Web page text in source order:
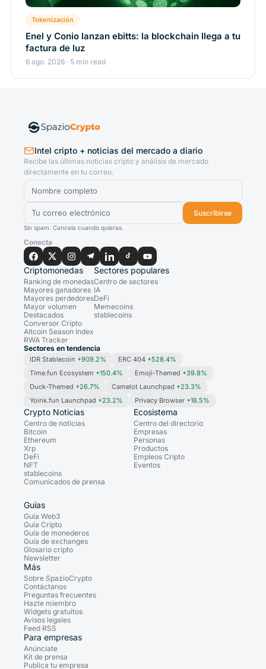
Tokenización
Enel y Conio lanzan ebitts: la blockchain llega a tu
factura de luz
6 ago. 2026 · 5 min read
Intel cripto + noticias del mercado a diario
Recibe las últimas noticias cripto y análisis de mercado
directamente en tu correo.
Suscribirse
Sin spam. Cancela cuando quieras.
Conecta
Criptomonedas
Ranking de monedas
Mayores ganadores
Mayores perdedores
Mayor volumen
Destacados
Conversor Cripto
Altcoin Season Index
RWA Tracker
Sectores populares
Centro de sectores
IA
DeFi
Memecoins
stablecoins
Sectores en tendencia
IDR Stablecoin +909.2% ERC 404 +528.4%
Time.fun Ecosystem +150.4% Emoji-Themed +39.8%
Duck-Themed +26.7% Camelot Launchpad +23.3%
Yoink.fun Launchpad +23.2% Privacy Browser +18.5%
Crypto Noticias
Centro de noticias
Bitcoin
Ethereum
Xrp
DeFi
NFT
stablecoins
Comunicados de prensa
Ecosistema
Centro del directorio
Empresas
Personas
Productos
Empleos Cripto
Eventos
Guías
Guía Web3
Guía Cripto
Guía de monederos
Guía de exchanges
Glosario cripto
Newsletter
Más
Sobre SpazioCrypto
Contáctanos
Preguntas frecuentes
Hazte miembro
Widgets gratuitos
Avisos legales
Feed RSS
Para empresas
Anúnciate
Kit de prensa
Publica tu empresa